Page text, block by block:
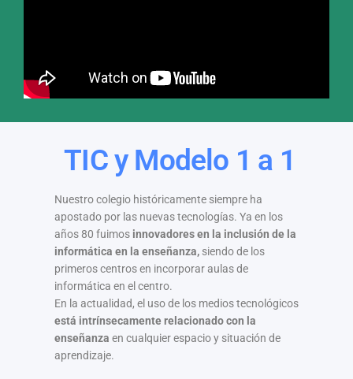
TIC y Modelo 1 a 1
Nuestro colegio históricamente siempre ha
apostado por las nuevas tecnologías. Ya en los
años 80 fuimos innovadores en la inclusión de la
informática en la enseñanza, siendo de los
primeros centros en incorporar aulas de
informática en el centro.
En la actualidad, el uso de los medios tecnológicos
está intrínsecamente relacionado con la
enseñanza en cualquier espacio y situación de
aprendizaje.